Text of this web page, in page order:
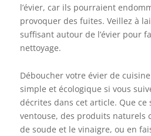
l’évier, car ils pourraient
provoquer des fuites. Veillez à
suffisant autour de l’évier pour
nettoyage.
Déboucher votre évier de
simple et écologique si vous
décrites dans cet article. Que
ventouse, des produits naturels
de soude et le vinaigre, ou en